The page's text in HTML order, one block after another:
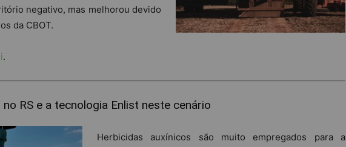
negativo, mas melhorou devido
da CBOT.
.
RS e a tecnologia Enlist neste cenário
Herbicidas auxínicos são muito empregados para a